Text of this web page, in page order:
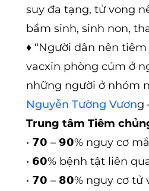
suy đa tạng, tử vong
bẩm sinh, sinh non,
♦ “Người dân nên
vacxin phòng cúm ở
những người ở nhóm
Nguyễn Tường Vương
Trung tâm Tiêm
• 𝟳𝟬 – 𝟵𝟬% nguy cơ
• 𝟲𝟬% bệnh tật liên
• 𝟳𝟬 – 𝟴𝟬% nguy cơ tử